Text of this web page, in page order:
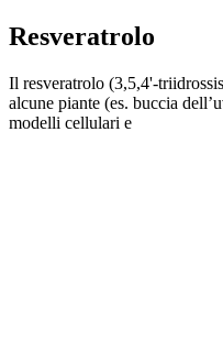
Resveratrolo
Il resveratrolo (3,5,4'-
alcune piante (es. buccia
modelli cellulari e